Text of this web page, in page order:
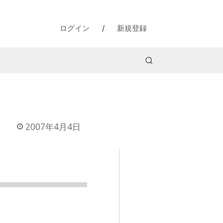
ログイン / 新規登録
2007年4月4日